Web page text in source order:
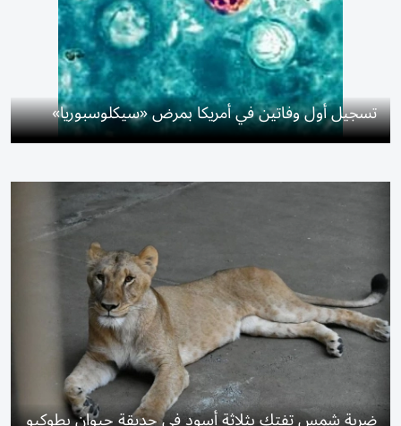
تسجيل أول وفاتين في أمريكا بمرض «سيكلوسبوريا»